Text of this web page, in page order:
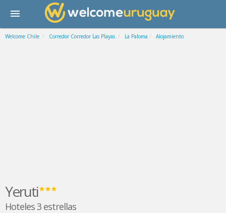
Welcome Chile Corredor Corredor Las Playas La Paloma Alojamiento
Yeruti
Hoteles 3 estrellas